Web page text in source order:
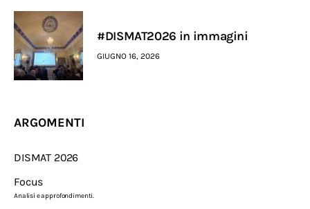
#DISMAT2026 in immagini
GIUGNO 16, 2026
ARGOMENTI
DISMAT 2026
Focus
Analisi e approfondimenti.